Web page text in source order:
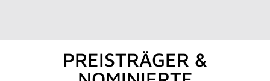
PREISTRÄGER &